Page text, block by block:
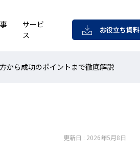
サービ
ス
お役立ち資料
から成功のポイントまで徹底解説
更新日 : 2026年5月8日